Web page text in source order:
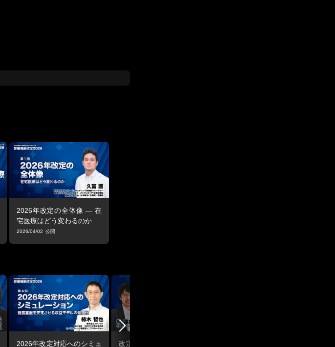
2026年改定の全体像 ― 在
宅医療はどう変わるのか
2026/04/02
2026年改定対応へのシミュ
改定対応で差をつける在宅